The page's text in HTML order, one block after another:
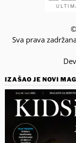
Sva prava
IZAŠAO JE NOVI